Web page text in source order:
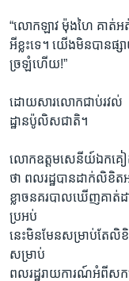
“លោកឡាវ ម៉ុងហៃ គាត់អត់
អីខ្លះទេ។ យើងមិនបានផ្
ច្រឡំហើយ!”
ដោយសារលោកជាប់រវល់
ដ្ឋានប៉ូលិសជាតិ។
លោកឧត្តមសេនីយ៍ឯកគៀត
ថា ពលរដ្ឋបានដាក់លិខិ
ខ្លាចនគរបាលឃើញគាត់
ប្រអប់
នេះមិនមែនសម្រាប់តែលិ
សម្រាប់
ពលរដ្ឋរាយការណ៍អំពីស